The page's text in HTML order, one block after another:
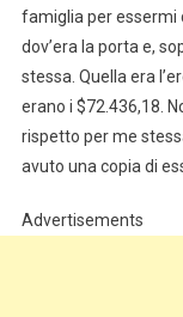
famiglia per essermi
dov’era la porta e,
stessa. Quella era
erano i $72.436,18.
rispetto per me
avuto una copia di
Advertisements